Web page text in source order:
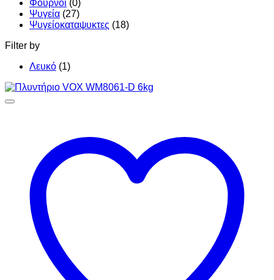
Φούρνοι (0)
Ψυγεία (27)
Ψυγείοκαταψυκτες (18)
Filter by
Λευκό (1)